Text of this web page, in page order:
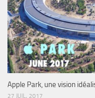
Apple Park, une vision
27 JUIL, 2017